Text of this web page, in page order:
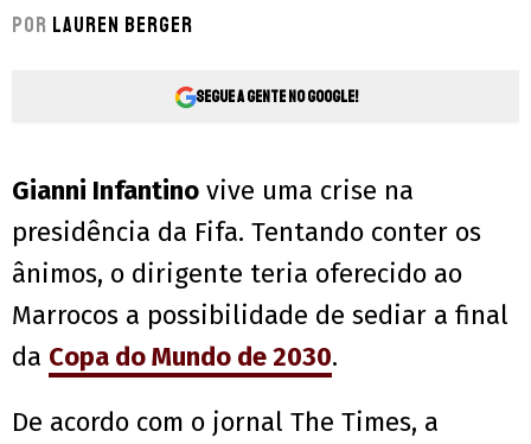
Por Lauren Berger
Segue a gente no Google!
Gianni Infantino vive uma crise na
presidência da Fifa. Tentando conter os
ânimos, o dirigente teria oferecido ao
Marrocos a possibilidade de sediar a final
da Copa do Mundo de 2030.
De acordo com o jornal The Times, a